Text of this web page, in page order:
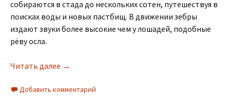
собираются в стада до нескольких сотен, путешествуя в
поисках воды и новых пастбищ. В движении зебры
издают звуки более высокие чем у лошадей, подобные
рёву осла.
Читать далее →
Добавить комментарий